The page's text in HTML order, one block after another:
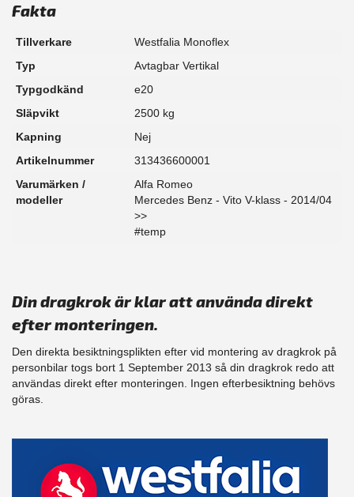
Fakta
Tillverkare
Westfalia Monoflex
Typ
Avtagbar Vertikal
Typgodkänd
e20
Släpvikt
2500 kg
Kapning
Nej
Artikelnummer
313436600001
Varumärken /
modeller
Alfa Romeo
Mercedes Benz - Vito V-klass - 2014/04
>>
#temp
Din dragkrok är klar att använda direkt
efter monteringen.
Den direkta besiktningsplikten efter vid montering av dragkrok på
personbilar togs bort 1 September 2013 så din dragkrok redo att
användas direkt efter monteringen. Ingen efterbesiktning behövs
göras.